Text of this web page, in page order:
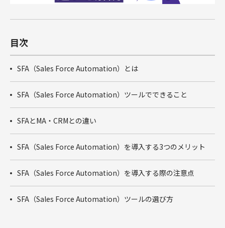
ワークショ
ップ
クショップ
商談フェー
ズ設計ワー
クショップ
サクセスパ
スワークシ
Tableau
Cloud
Data Cloud
目次
SFA（Sales Force Automation）とは
SFA（Sales Force Automation）ツールでできること
SFAとMA・CRMとの違い
SFA（Sales Force Automation）を導入する3つのメリット
SFA（Sales Force Automation）を導入する際の注意点
SFA（Sales Force Automation）ツールの選び方